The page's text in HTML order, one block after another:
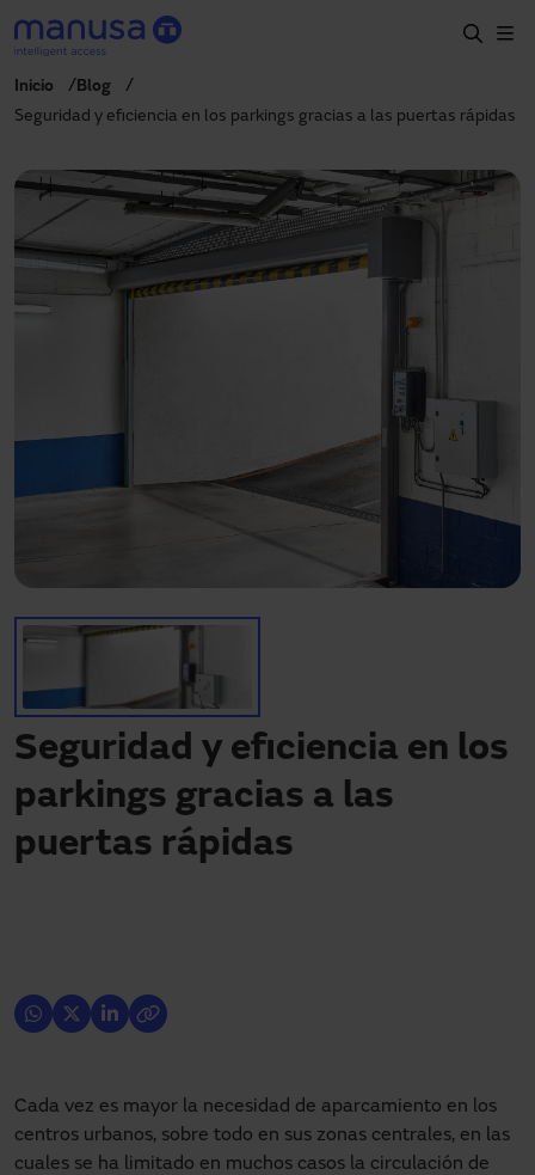
Skip to main content
Servicios
Especificación
Proyectos
manusa@manusa.com
Descargas
Mi área
Inicio
Blog
Seguridad y eficiencia en los parkings gracias a las puertas rápidas
Seguridad y eficiencia en los
parkings gracias a las
puertas rápidas
Cada vez es mayor la necesidad de aparcamiento en los
centros urbanos, sobre todo en sus zonas centrales, en las
cuales se ha limitado en muchos casos la circulación de